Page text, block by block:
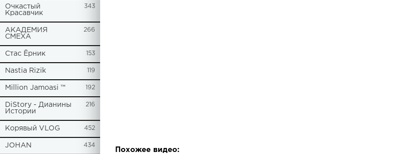
Очкастый
Красавчик
343
АКАДЕМИЯ
СМЕХА
266
Стас Ёрник 153
Nastia Rizik 119
Million Jamoasi ™ 192
DiStory - Дианины
Истории
216
Корявый VLOG 452
JOHAN 434
Похожее видео: